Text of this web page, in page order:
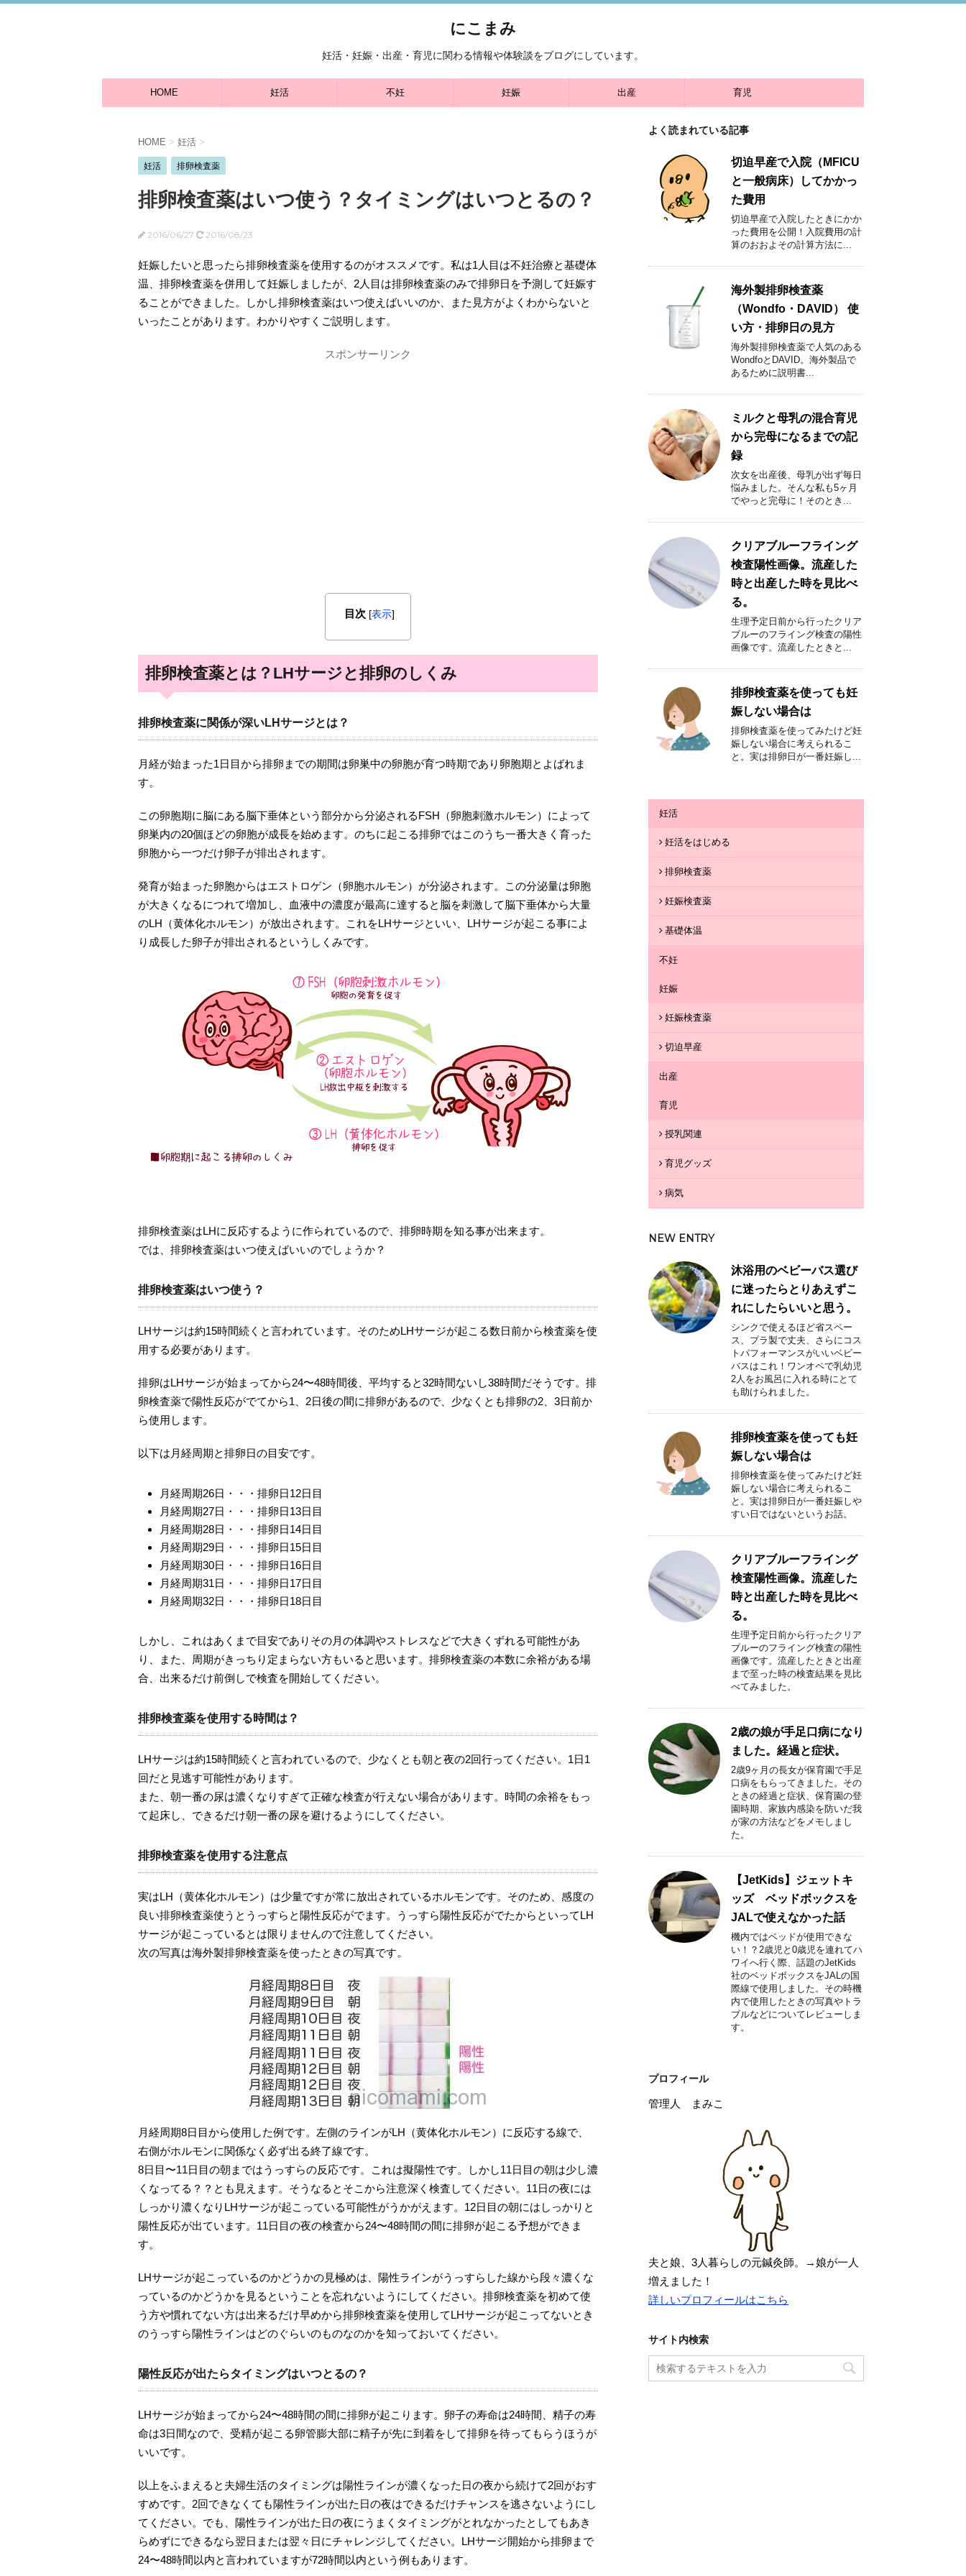
にこまみ
妊活・妊娠・出産・育児に関わる情報や体験談をブログにしています。
HOME 妊活 不妊 妊娠 出産 育児
HOME > 妊活 >
妊活 排卵検査薬
排卵検査薬はいつ使う？タイミングはいつとるの？
2016/06/27 2016/08/23
妊娠したいと思ったら排卵検査薬を使用するのがオススメです。私は1人目は不妊治療と基礎体
温、排卵検査薬を併用して妊娠しましたが、2人目は排卵検査薬のみで排卵日を予測して妊娠す
ることができました。しかし排卵検査薬はいつ使えばいいのか、また見方がよくわからないと
いったことがあります。わかりやすくご説明します。
スポンサーリンク
目次 [表示]
排卵検査薬とは？LHサージと排卵のしくみ
排卵検査薬に関係が深いLHサージとは？
月経が始まった1日目から排卵までの期間は卵巣中の卵胞が育つ時期であり卵胞期とよばれま
す。
この卵胞期に脳にある脳下垂体という部分から分泌されるFSH（卵胞刺激ホルモン）によって
卵巣内の20個ほどの卵胞が成長を始めます。のちに起こる排卵ではこのうち一番大きく育った
卵胞から一つだけ卵子が排出されます。
発育が始まった卵胞からはエストロゲン（卵胞ホルモン）が分泌されます。この分泌量は卵胞
が大きくなるにつれて増加し、血液中の濃度が最高に達すると脳を刺激して脳下垂体から大量
のLH（黄体化ホルモン）が放出されます。これをLHサージといい、LHサージが起こる事によ
り成長した卵子が排出されるというしくみです。
排卵検査薬はLHに反応するように作られているので、排卵時期を知る事が出来ます。
では、排卵検査薬はいつ使えばいいのでしょうか？
排卵検査薬はいつ使う？
LHサージは約15時間続くと言われています。そのためLHサージが起こる数日前から検査薬を使
用する必要があります。
排卵はLHサージが始まってから24〜48時間後、平均すると32時間ないし38時間だそうです。排
卵検査薬で陽性反応がでてから1、2日後の間に排卵があるので、少なくとも排卵の2、3日前か
ら使用します。
以下は月経周期と排卵日の目安です。
月経周期26日・・・排卵日12日目
月経周期27日・・・排卵日13日目
月経周期28日・・・排卵日14日目
月経周期29日・・・排卵日15日目
月経周期30日・・・排卵日16日目
月経周期31日・・・排卵日17日目
月経周期32日・・・排卵日18日目
しかし、これはあくまで目安でありその月の体調やストレスなどで大きくずれる可能性があ
り、また、周期がきっちり定まらない方もいると思います。排卵検査薬の本数に余裕がある場
合、出来るだけ前倒しで検査を開始してください。
排卵検査薬を使用する時間は？
LHサージは約15時間続くと言われているので、少なくとも朝と夜の2回行ってください。1日1
回だと見逃す可能性があります。
また、朝一番の尿は濃くなりすぎて正確な検査が行えない場合があります。時間の余裕をもっ
て起床し、できるだけ朝一番の尿を避けるようにしてください。
排卵検査薬を使用する注意点
実はLH（黄体化ホルモン）は少量ですが常に放出されているホルモンです。そのため、感度の
良い排卵検査薬使うとうっすらと陽性反応がでます。うっすら陽性反応がでたからといってLH
サージが起こっているとは限りませんので注意してください。
次の写真は海外製排卵検査薬を使ったときの写真です。
月経周期8日目から使用した例です。左側のラインがLH（黄体化ホルモン）に反応する線で、
右側がホルモンに関係なく必ず出る終了線です。
8日目〜11日目の朝まではうっすらの反応です。これは擬陽性です。しかし11日目の朝は少し濃
くなってる？？とも見えます。そうなるとそこから注意深く検査してください。11日の夜には
しっかり濃くなりLHサージが起こっている可能性がうかがえます。12日目の朝にはしっかりと
陽性反応が出ています。11日目の夜の検査から24〜48時間の間に排卵が起こる予想ができま
す。
LHサージが起こっているのかどうかの見極めは、陽性ラインがうっすらした線から段々濃くな
っているのかどうかを見るということを忘れないようにしてください。排卵検査薬を初めて使
う方や慣れてない方は出来るだけ早めから排卵検査薬を使用してLHサージが起こってないとき
のうっすら陽性ラインはどのぐらいのものなのかを知っておいてください。
陽性反応が出たらタイミングはいつとるの？
LHサージが始まってから24〜48時間の間に排卵が起こります。卵子の寿命は24時間、精子の寿
命は3日間なので、受精が起こる卵管膨大部に精子が先に到着をして排卵を待ってもらうほうが
いいです。
以上をふまえると夫婦生活のタイミングは陽性ラインが濃くなった日の夜から続けて2回がおす
すめです。2回できなくても陽性ラインが出た日の夜はできるだけチャンスを逃さないようにし
てください。でも、陽性ラインが出た日の夜にうまくタイミングがとれなかったとしてもあき
らめずにできるなら翌日または翌々日にチャレンジしてください。LHサージ開始から排卵まで
24〜48時間以内と言われていますが72時間以内という例もあります。
よく読まれている記事
切迫早産で入院（MFICU
と一般病床）してかかっ
た費用
切迫早産で入院したときにかか
った費用を公開！入院費用の計
算のおおよその計算方法に...
海外製排卵検査薬
（Wondfo・DAVID） 使
い方・排卵日の見方
海外製排卵検査薬で人気のある
WondfoとDAVID。海外製品で
あるために説明書...
ミルクと母乳の混合育児
から完母になるまでの記
録
次女を出産後、母乳が出ず毎日
悩みました。そんな私も5ヶ月
でやっと完母に！そのとき...
クリアブルーフライング
検査陽性画像。流産した
時と出産した時を見比べ
る。
生理予定日前から行ったクリア
ブルーのフライング検査の陽性
画像です。流産したときと...
排卵検査薬を使っても妊
娠しない場合は
排卵検査薬を使ってみたけど妊
娠しない場合に考えられるこ
と。実は排卵日が一番妊娠し...
妊活
妊活をはじめる
排卵検査薬
妊娠検査薬
基礎体温
不妊
妊娠
妊娠検査薬
切迫早産
出産
育児
授乳関連
育児グッズ
病気
NEW ENTRY
沐浴用のベビーバス選び
に迷ったらとりあえずこ
れにしたらいいと思う。
シンクで使えるほど省スペー
ス、プラ製で丈夫、さらにコス
トパフォーマンスがいいベビー
バスはこれ！ワンオペで乳幼児
2人をお風呂に入れる時にとて
も助けられました。
排卵検査薬を使っても妊
娠しない場合は
排卵検査薬を使ってみたけど妊
娠しない場合に考えられるこ
と。実は排卵日が一番妊娠しや
すい日ではないというお話。
クリアブルーフライング
検査陽性画像。流産した
時と出産した時を見比べ
る。
生理予定日前から行ったクリア
ブルーのフライング検査の陽性
画像です。流産したときと出産
まで至った時の検査結果を見比
べてみました。
2歳の娘が手足口病になり
ました。経過と症状。
2歳9ヶ月の長女が保育園で手足
口病をもらってきました。その
ときの経過と症状、保育園の登
園時期、家族内感染を防いだ我
が家の方法などをメモしまし
た。
【JetKids】ジェットキ
ッズ ベッドボックスを
JALで使えなかった話
機内ではベッドが使用できな
い！？2歳児と0歳児を連れてハ
ワイへ行く際、話題のJetKids
社のベッドボックスをJALの国
際線で使用しました。その時機
内で使用したときの写真やトラ
ブルなどについてレビューしま
す。
プロフィール
管理人 まみこ
夫と娘、3人暮らしの元鍼灸師。→娘が一人
増えました！
詳しいプロフィールはこちら
サイト内検索